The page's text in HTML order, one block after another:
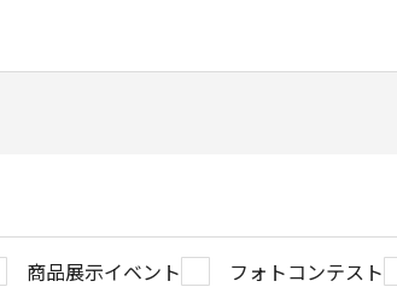
商品展示イベント フォトコンテスト